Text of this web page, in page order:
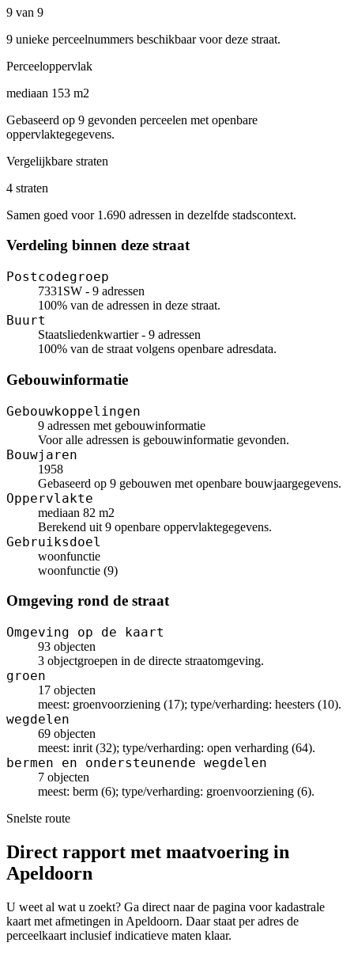
9 van 9
9 unieke perceelnummers beschikbaar voor deze straat.
Perceeloppervlak
mediaan 153 m2
Gebaseerd op 9 gevonden perceelen met openbare
oppervlaktegegevens.
Vergelijkbare straten
4 straten
Samen goed voor 1.690 adressen in dezelfde stadscontext.
Verdeling binnen deze straat
Postcodegroep
7331SW - 9 adressen
100% van de adressen in deze straat.
Buurt
Staatsliedenkwartier - 9 adressen
100% van de straat volgens openbare adresdata.
Gebouwinformatie
Gebouwkoppelingen
9 adressen met gebouwinformatie
Voor alle adressen is gebouwinformatie gevonden.
Bouwjaren
1958
Gebaseerd op 9 gebouwen met openbare bouwjaargegevens.
Oppervlakte
mediaan 82 m2
Berekend uit 9 openbare oppervlaktegegevens.
Gebruiksdoel
woonfunctie
woonfunctie (9)
Omgeving rond de straat
Omgeving op de kaart
93 objecten
3 objectgroepen in de directe straatomgeving.
groen
17 objecten
meest: groenvoorziening (17); type/verharding: heesters (10).
wegdelen
69 objecten
meest: inrit (32); type/verharding: open verharding (64).
bermen en ondersteunende wegdelen
7 objecten
meest: berm (6); type/verharding: groenvoorziening (6).
Snelste route
Direct rapport met maatvoering in
Apeldoorn
U weet al wat u zoekt? Ga direct naar de pagina voor kadastrale
kaart met afmetingen in Apeldoorn. Daar staat per adres de
perceelkaart inclusief indicatieve maten klaar.